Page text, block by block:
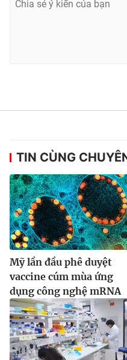
TIN CÙNG
Mỹ lần đầu phê duyệt
vaccine cúm mùa ứng
dụng công nghệ mRNA